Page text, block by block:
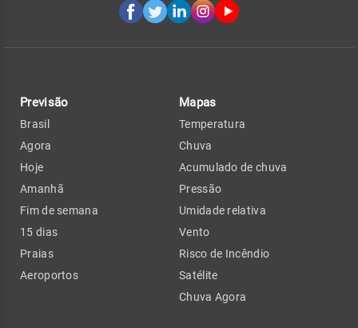
Previsão
Brasil
Agora
Hoje
Amanhã
Fim de semana
15 dias
Praias
Aeroportos
Mapas
Temperatura
Chuva
Acumulado de chuva
Pressão
Umidade relativa
Vento
Risco de Incêndio
Satélite
Chuva Agora